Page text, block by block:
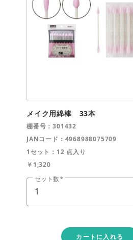
メイク用綿棒 33本
棚番号：301432
JANコード：4968988075709
1セット：12 点入り
￥1,320
セット数
カートに入れる